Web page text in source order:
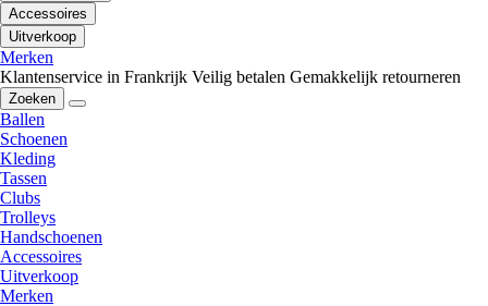
Accessoires
Uitverkoop
Merken
Klantenservice in Frankrijk Veilig betalen Gemakkelijk retourneren
Zoeken
Ballen
Schoenen
Kleding
Tassen
Clubs
Trolleys
Handschoenen
Accessoires
Uitverkoop
Merken